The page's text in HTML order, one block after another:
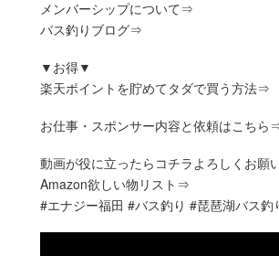
メンバーシップについて⇒
バス釣りブログ⇒
▼お得▼
楽天ポイントを貯めてタダで買う方法⇒
お仕事・スポンサー内容と依頼はこちら
動画が役に立ったらコチラよろしくお願
Amazon欲しい物リスト⇒
#エナジー福田 #バス釣り #琵琶湖バス釣